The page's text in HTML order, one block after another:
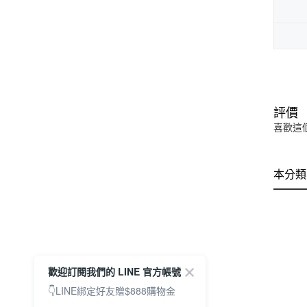
評價
喜歡這
本分
歡迎訂閱我們的 LINE 官方帳號
👇LINE綁定好友贈$888購物金